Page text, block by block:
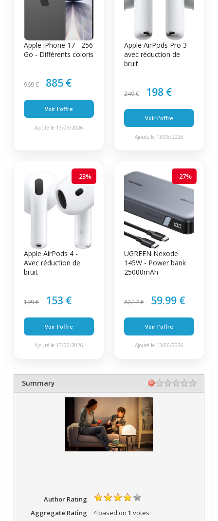
Apple iPhone 17 - 256
Go - Différents coloris
969 € 885 €
Voir l'offre
Ajouté le 13/06/2026
Apple AirPods Pro 3
avec réduction de
bruit
249 € 198 €
Voir l'offre
Ajouté le 13/06/2026
-23%
Apple AirPods 4 -
Avec réduction de
bruit
199 € 153 €
Voir l'offre
Ajouté le 13/06/2026
-27%
UGREEN Nexode
145W - Power bank
25000mAh
82.17 € 59.99 €
Voir l'offre
Ajouté le 13/06/2026
Summary
Author Rating
Aggregate Rating
4based on 1 votes